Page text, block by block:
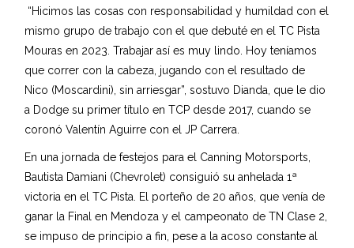
“Hicimos las cosas con responsabilidad y humildad con el
mismo grupo de trabajo con el que debuté en el TC Pista
Mouras en 2023. Trabajar así es muy lindo. Hoy teníamos
que correr con la cabeza, jugando con el resultado de
Nico (Moscardini), sin arriesgar”, sostuvo Dianda, que le dio
a Dodge su primer título en TCP desde 2017, cuando se
coronó Valentín Aguirre con el JP Carrera.
En una jornada de festejos para el Canning Motorsports,
Bautista Damiani (Chevrolet) consiguió su anhelada 1ª
victoria en el TC Pista. El porteño de 20 años, que venía de
ganar la Final en Mendoza y el campeonato de TN Clase 2,
se impuso de principio a fin, pese a la acoso constante al